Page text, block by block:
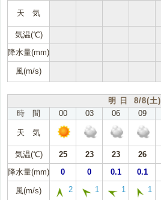
天 気
気温(℃)
降水量(mm)
風(m/s)
明 日 8/8(土)
時 間
00 03 06 09
天 気
気温(℃) 25 23 23 26
降水量(mm)
0 0 0.1 0.1
風(m/s) 2 1 1 1